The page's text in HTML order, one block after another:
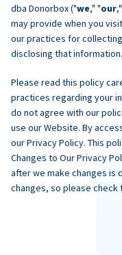
dba Donorbox ("we," "our
may provide when you visit
our practices for
disclosing that information.
Please read this policy
practices regarding your
do not agree with our
use our Website. By
our Privacy Policy. This
Changes to Our Privacy
after we make changes is
changes, so please